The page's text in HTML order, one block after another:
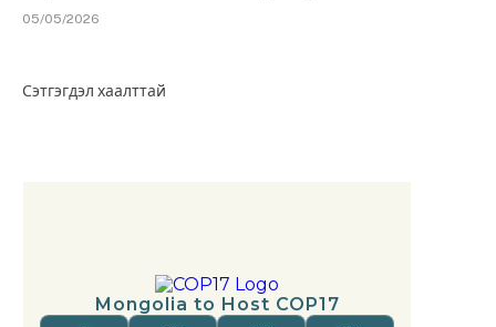
05/05/2026
Сэтгэгдэл хаалттай